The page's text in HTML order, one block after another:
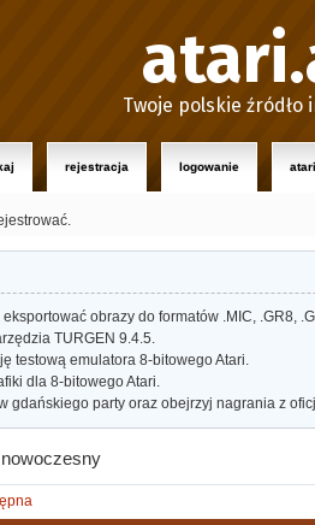
Twoje polskie
rejestracja logowanie
obrazy do formatów .MIC, .GR8,
TURGEN 9.4.5.
testową emulatora 8-bitowego Atari.
dla 8-bitowego Atari.
gdańskiego party oraz obejrzyj nagrania z